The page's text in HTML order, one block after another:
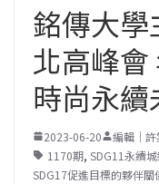
銘傳大
北高峰會
時尚永
2023-06-20
編輯｜許
1170期, SDG11永續
SDG17促進目標的夥伴關